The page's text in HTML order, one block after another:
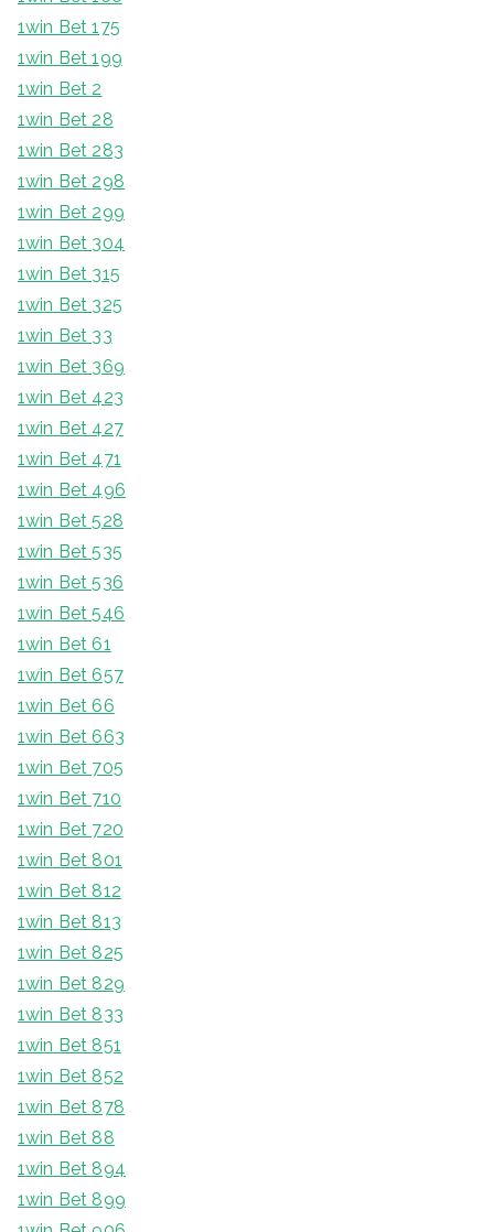
1win Bet 175
1win Bet 199
1win Bet 2
1win Bet 28
1win Bet 283
1win Bet 298
1win Bet 299
1win Bet 304
1win Bet 315
1win Bet 325
1win Bet 33
1win Bet 369
1win Bet 423
1win Bet 427
1win Bet 471
1win Bet 496
1win Bet 528
1win Bet 535
1win Bet 536
1win Bet 546
1win Bet 61
1win Bet 657
1win Bet 66
1win Bet 663
1win Bet 705
1win Bet 710
1win Bet 720
1win Bet 801
1win Bet 812
1win Bet 813
1win Bet 825
1win Bet 829
1win Bet 833
1win Bet 851
1win Bet 852
1win Bet 878
1win Bet 88
1win Bet 894
1win Bet 899